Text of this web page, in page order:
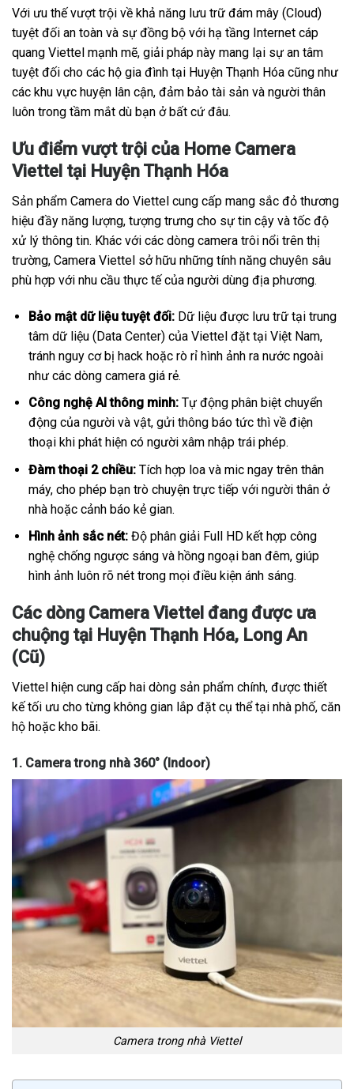
Với ưu thế vượt trội về khả năng lưu trữ đám mây (Cloud)
tuyệt đối an toàn và sự đồng bộ với hạ tầng Internet cáp
quang Viettel mạnh mẽ, giải pháp này mang lại sự an tâm
tuyệt đối cho các hộ gia đình tại Huyện Thạnh Hóa cũng như
các khu vực huyện lân cận, đảm bảo tài sản và người thân
luôn trong tầm mắt dù bạn ở bất cứ đâu.
Ưu điểm vượt trội của Home Camera
Viettel tại Huyện Thạnh Hóa
Sản phẩm Camera do Viettel cung cấp mang sắc đỏ thương
hiệu đầy năng lượng, tượng trưng cho sự tin cậy và tốc độ
xử lý thông tin. Khác với các dòng camera trôi nổi trên thị
trường, Camera Viettel sở hữu những tính năng chuyên sâu
phù hợp với nhu cầu thực tế của người dùng địa phương.
Bảo mật dữ liệu tuyệt đối:Dữ liệu được lưu trữ tại trung
tâm dữ liệu (Data Center) của Viettel đặt tại Việt Nam,
tránh nguy cơ bị hack hoặc rò rỉ hình ảnh ra nước ngoài
như các dòng camera giá rẻ.
Công nghệ AI thông minh:Tự động phân biệt chuyển
động của người và vật, gửi thông báo tức thì về điện
thoại khi phát hiện có người xâm nhập trái phép.
Đàm thoại 2 chiều:Tích hợp loa và mic ngay trên thân
máy, cho phép bạn trò chuyện trực tiếp với người thân ở
nhà hoặc cảnh báo kẻ gian.
Hình ảnh sắc nét:Độ phân giải Full HD kết hợp công
nghệ chống ngược sáng và hồng ngoại ban đêm, giúp
hình ảnh luôn rõ nét trong mọi điều kiện ánh sáng.
Các dòng Camera Viettel đang được ưa
chuộng tại Huyện Thạnh Hóa, Long An
(Cũ)
Viettel hiện cung cấp hai dòng sản phẩm chính, được thiết
kế tối ưu cho từng không gian lắp đặt cụ thể tại nhà phố, căn
hộ hoặc kho bãi.
1. Camera trong nhà 360° (Indoor)
Camera trong nhà Viettel